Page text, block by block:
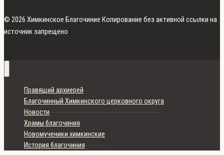
© 2026 Химкинское Благочиние Копирование без активной ссылки на
источник запрещено
Правящий архиерей
Благочинный Химкинского церковного округа
Новости
Храмы благочиния
Новомученики химкинские
История благочиния